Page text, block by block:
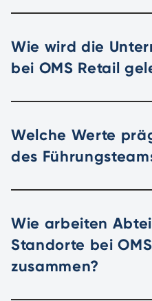
Wie wird die
bei OMS Retail
Welche Werte
des
Wie arbeiten
Standorte bei
zusammen?